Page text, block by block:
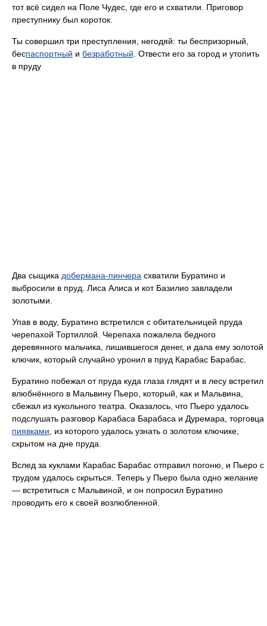
тот всё сидел на Поле Чудес, где его и схватили. Приговор
преступнику был короток.
Ты совершил три преступления, негодяй: ты беспризорный,
беспаспортный и безработный . Отвести его за город и утопить
в пруду
Два сыщика добермана-пинчера схватили Буратино и
выбросили в пруд. Лиса Алиса и кот Базилио завладели
золотыми.
Упав в воду, Буратино встретился с обитательницей пруда
черепахой Тортиллой. Черепаха пожалела бедного
деревянного мальчика, лишившегося денег, и дала ему золотой
ключик, который случайно уронил в пруд Карабас Барабас.
Буратино побежал от пруда куда глаза глядят и в лесу встретил
влюбнённого в Мальвину Пьеро, который, как и Мальвина,
сбежал из кукольного театра. Оказалось, что Пьеро удалось
подслушать разговор Карабаса Барабаса и Дуремара, торговца
пиявками , из которого удалось узнать о золотом ключике,
скрытом на дне пруда.
Вслед за куклами Карабас Барабас отправил погоню, и Пьеро с
трудом удалось скрыться. Теперь у Пьеро была одно желание
— встретиться с Мальвиной, и он попросил Буратино
проводить его к своей возлюбленной.